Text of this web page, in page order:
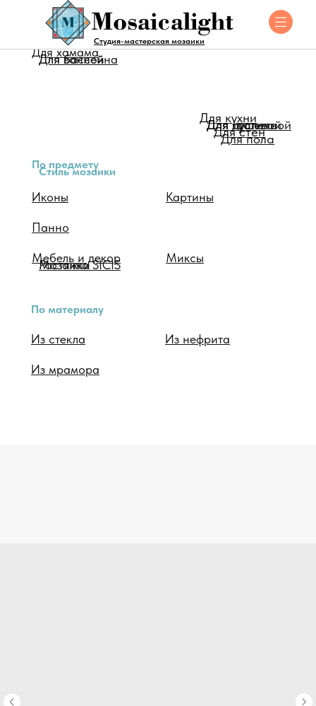
Студия-мастерская мозаики
Стиль мозаики
Мебель и декор
Мозаика SICIS
Иконы Картины
Миксы
Панно
По предмету
Растяжки
По материалу
Из стекла Из нефрита
Из мрамора
Для кухни
Для душевой
Для туалета
Для гостинной
Для стен
Для пола
Для хамама
Для ванной
Для бассейна
Для помещения